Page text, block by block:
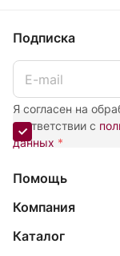
Подписка
Я согласен на
соответствии с
данных *
Помощь
Компания
Каталог